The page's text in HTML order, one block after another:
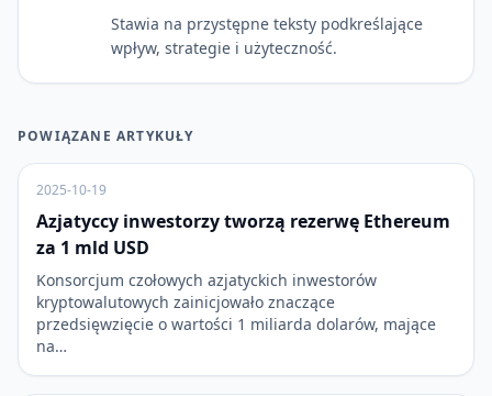
Stawia na przystępne teksty podkreślające
wpływ, strategie i użyteczność.
POWIĄZANE ARTYKUŁY
2025-10-19
Azjatyccy inwestorzy tworzą rezerwę Ethereum
za 1 mld USD
Konsorcjum czołowych azjatyckich inwestorów
kryptowalutowych zainicjowało znaczące
przedsięwzięcie o wartości 1 miliarda dolarów, mające
na…